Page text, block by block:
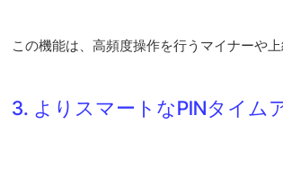
この機能は、高頻度操作を行うマイナーや
3. よりスマートなPINタイム